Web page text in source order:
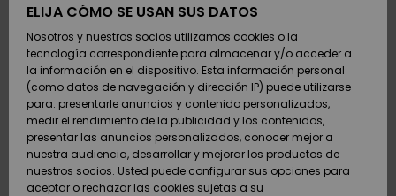
Zapatos y
chanclas
Surf
Snow
Zapatos y
chanclas
Surf
Snow
Destacados
Snow
SURF
Highlights
Comunidad
SNOW
Snow Niños
Tienda
Snow Mujer
Destacados
DOBLE
PROMO
Outlet
Mujer
Devoluciones
Pago
Tarjeta de
regalo
Quiksilver
Freedom
ELIJA CÓMO SE USAN SUS DATOS
Nosotros y nuestros socios utilizamos cookies o la
tecnología correspondiente para almacenar y/o acceder a
la información en el dispositivo. Esta información personal
(como datos de navegación y dirección IP) puede utilizarse
para: presentarle anuncios y contenido personalizados,
medir el rendimiento de la publicidad y los contenidos,
presentar las anuncios personalizados, conocer mejor a
nuestra audiencia, desarrollar y mejorar los productos de
nuestros socios. Usted puede configurar sus opciones para
aceptar o rechazar las cookies sujetas a su